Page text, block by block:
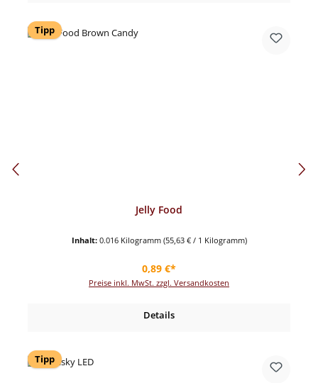
Tipp
Jelly Food
Inhalt: 0.016 Kilogramm (55,63 € / 1 Kilogramm)
Regulärer Preis:
0,89 €*
Preise inkl. MwSt. zzgl. Versandkosten
Details
Tipp